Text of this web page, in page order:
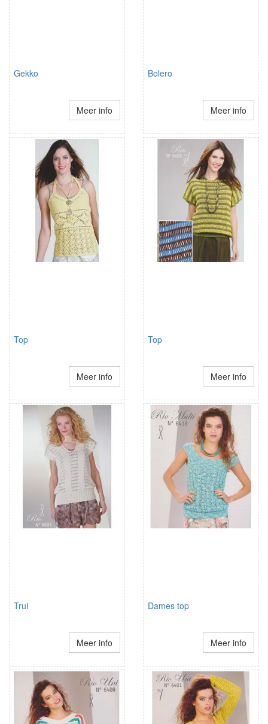
Gekko
Meer info
Bolero
Meer info
Top
Meer info
Top
Meer info
Trui
Meer info
Dames top
Meer info